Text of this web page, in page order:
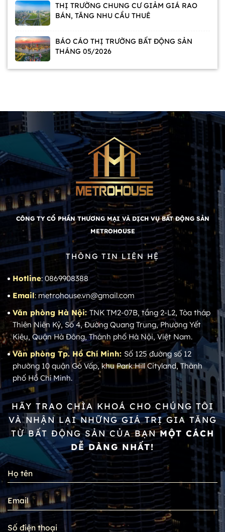
THỊ TRƯỜNG CHUNG CƯ GIẢM GIÁ RAO
BÁN, TĂNG NHU CẦU THUÊ
BÁO CÁO THỊ TRƯỜNG BẤT ĐỘNG SẢN
THÁNG 05/2026
CÔNG TY CỔ PHẦN THƯƠNG MẠI VÀ DỊCH VỤ BẤT ĐỘNG SẢN
METROHOUSE
THÔNG TIN LIÊN HỆ
Hotline: 0869908388
Email: metrohouse.vn@gmail.com
Văn phòng Hà Nội:TNK TM2-07B, tầng 2-L2, Tòa tháp
Thiên Niên Kỷ, Số 4, Đường Quang Trung, Phường Yết
Kiêu, Quận Hà Đông, Thành phố Hà Nội, Việt Nam.
Văn phòng Tp. Hồ Chí Minh: Số 125 đường số 12
phường 10 quận Gò Vấp, khu Park Hill Cityland, Thành
phố Hồ Chí Minh.
HÃY TRAO CHÌA KHOÁ CHO CHÚNG TÔI
VÀ NHẬN LẠI NHỮNG GIÁ TRỊ GIA TĂNG
TỪ BẤT ĐỘNG SẢN CỦA BẠN MỘT CÁCH
DỄ DÀNG NHẤT!